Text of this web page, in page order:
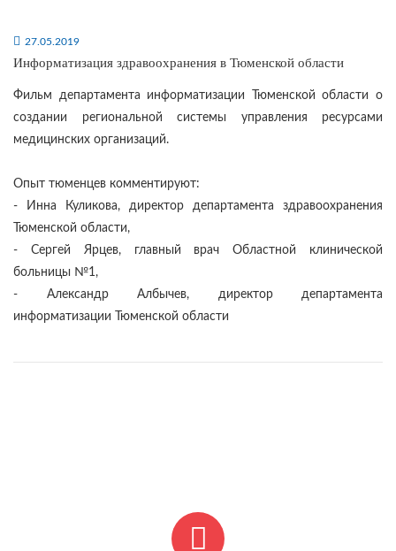
27.05.2019
Информатизация здравоохранения в Тюменской области
Фильм департамента информатизации Тюменской области о
создании региональной системы управления ресурсами
медицинских организаций.
Опыт тюменцев комментируют:
- Инна Куликова, директор департамента здравоохранения
Тюменской области,
- Сергей Ярцев, главный врач Областной клинической
больницы №1,
- Александр Албычев, директор департамента
информатизации Тюменской области